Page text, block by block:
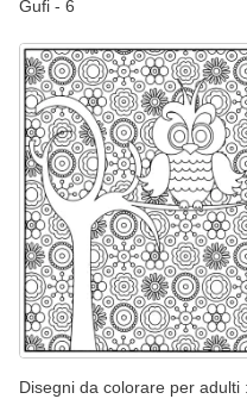
Gufi - 6
Disegni da colorare per adulti :